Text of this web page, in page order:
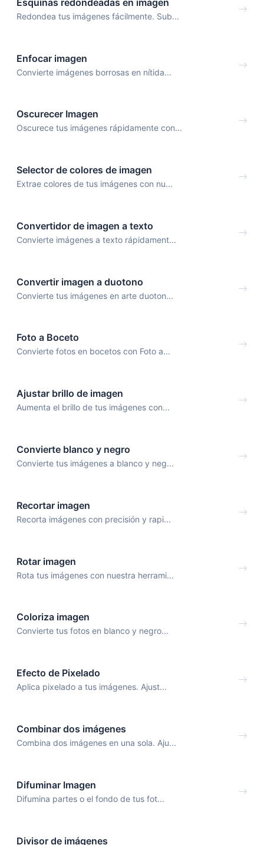
Redondea tus imágenes fácilmente. Sub...
Enfocar imagen
Convierte imágenes borrosas en nítida...
Oscurecer Imagen
Oscurece tus imágenes rápidamente con...
Selector de colores de imagen
Extrae colores de tus imágenes con nu...
Convertidor de imagen a texto
Convierte imágenes a texto rápidament...
Convertir imagen a duotono
Convierte tus imágenes en arte duoton...
Foto a Boceto
Convierte fotos en bocetos con Foto a...
Ajustar brillo de imagen
Aumenta el brillo de tus imágenes con...
Convierte blanco y negro
Convierte tus imágenes a blanco y neg...
Recortar imagen
Recorta imágenes con precisión y rapi...
Rotar imagen
Rota tus imágenes con nuestra herrami...
Coloriza imagen
Convierte tus fotos en blanco y negro...
Efecto de Pixelado
Aplica pixelado a tus imágenes. Ajust...
Combinar dos imágenes
Combina dos imágenes en una sola. Aju...
Difuminar Imagen
Difumina partes o el fondo de tus fot...
Divisor de imágenes